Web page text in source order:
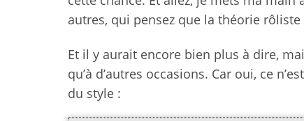
autres, qui pensez que la théorie
Et il y aurait encore bien plus à dire,
qu’à d’autres occasions. Car oui, ce
du style :